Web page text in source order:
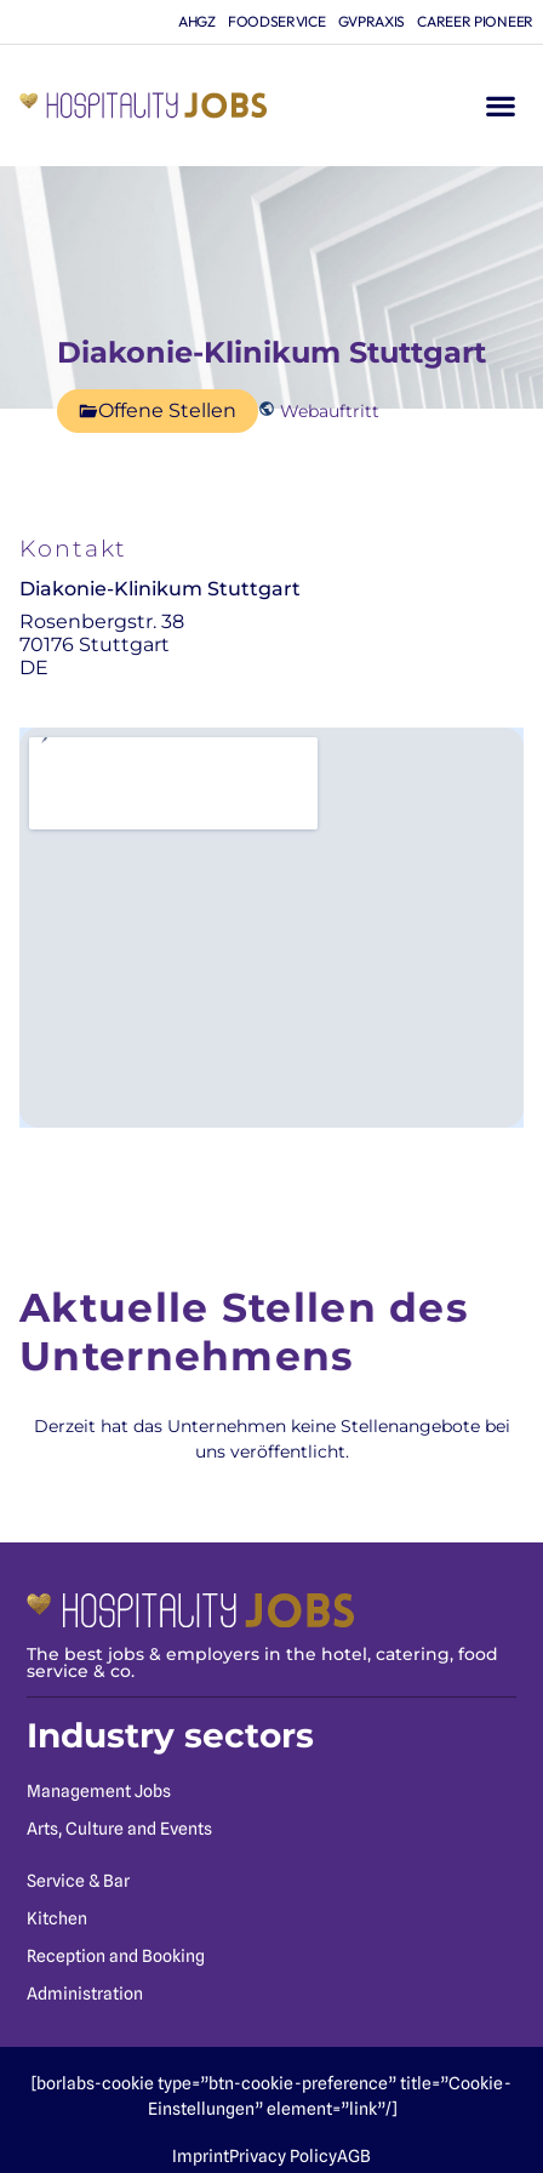
AHGZ FOODSERVICE GVPRAXIS CAREER PIONEER
Diakonie-Klinikum Stuttgart
Offene Stellen Webauftritt
Kontakt
Diakonie-Klinikum Stuttgart
Rosenbergstr. 38
70176 Stuttgart
DE
Aktuelle Stellen des
Unternehmens
Derzeit hat das Unternehmen keine Stellenangebote bei
uns veröffentlicht.
The best jobs & employers in the hotel, catering, food
service & co.
Industry sectors
Management Jobs
Arts, Culture and Events
Service & Bar
Kitchen
Reception and Booking
Administration
[borlabs-cookie type=”btn-cookie-preference” title=”Cookie-
Einstellungen” element=”link”/]
ImprintPrivacy PolicyAGB